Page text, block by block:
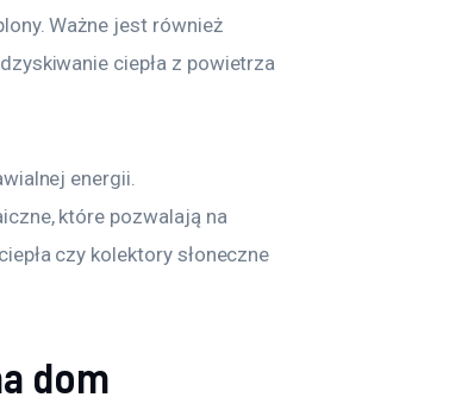
Ważne jest również
ciepła z powietrza
energii.
które pozwalają na
czy kolektory słoneczne
dom